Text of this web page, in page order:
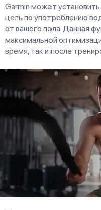
Garmin может
цель по употреблению
от вашего пола. Данная
максимальной
время, так и после